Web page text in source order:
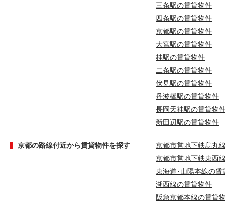
三条駅の賃貸物件
四条駅の賃貸物件
京都駅の賃貸物件
大宮駅の賃貸物件
桂駅の賃貸物件
二条駅の賃貸物件
伏見駅の賃貸物件
丹波橋駅の賃貸物件
長岡天神駅の賃貸物
新田辺駅の賃貸物件
京都の路線付近から賃貸物件を探す
京都市営地下鉄烏丸
京都市営地下鉄東西
東海道･山陽本線の賃
湖西線の賃貸物件
阪急京都本線の賃貸